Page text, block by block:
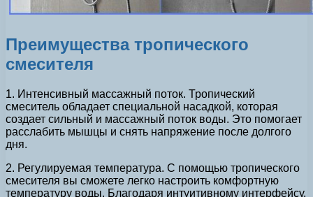
Преимущества тропического
смесителя
1. Интенсивный массажный поток. Тропический
смеситель обладает специальной насадкой, которая
создает сильный и массажный поток воды. Это помогает
расслабить мышцы и снять напряжение после долгого
дня.
2. Регулируемая температура. С помощью тропического
смесителя вы сможете легко настроить комфортную
температуру воды. Благодаря интуитивному интерфейсу,